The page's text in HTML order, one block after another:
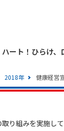
ート！ひらけ、
2018年 健康経営
り組みを実施し